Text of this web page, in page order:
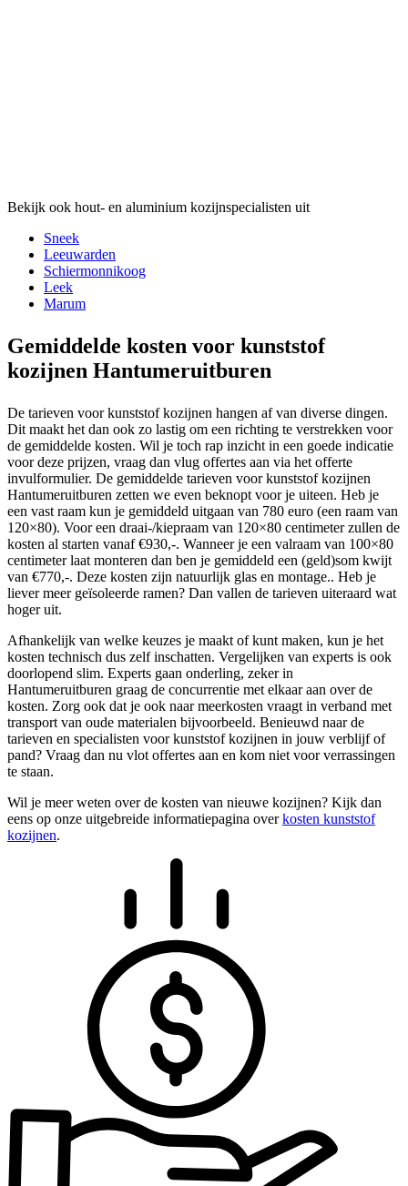
Bekijk ook hout- en aluminium kozijnspecialisten uit
Sneek
Leeuwarden
Schiermonnikoog
Leek
Marum
Gemiddelde kosten voor kunststof
kozijnen Hantumeruitburen
De tarieven voor kunststof kozijnen hangen af van diverse dingen.
Dit maakt het dan ook zo lastig om een richting te verstrekken voor
de gemiddelde kosten. Wil je toch rap inzicht in een goede indicatie
voor deze prijzen, vraag dan vlug offertes aan via het offerte
invulformulier. De gemiddelde tarieven voor kunststof kozijnen
Hantumeruitburen zetten we even beknopt voor je uiteen. Heb je
een vast raam kun je gemiddeld uitgaan van 780 euro (een raam van
120×80). Voor een draai-/kiepraam van 120×80 centimeter zullen de
kosten al starten vanaf €930,-. Wanneer je een valraam van 100×80
centimeter laat monteren dan ben je gemiddeld een (geld)som kwijt
van €770,-. Deze kosten zijn natuurlijk glas en montage.. Heb je
liever meer geïsoleerde ramen? Dan vallen de tarieven uiteraard wat
hoger uit.
Afhankelijk van welke keuzes je maakt of kunt maken, kun je het
kosten technisch dus zelf inschatten. Vergelijken van experts is ook
doorlopend slim. Experts gaan onderling, zeker in
Hantumeruitburen graag de concurrentie met elkaar aan over de
kosten. Zorg ook dat je ook naar meerkosten vraagt in verband met
transport van oude materialen bijvoorbeeld. Benieuwd naar de
tarieven en specialisten voor kunststof kozijnen in jouw verblijf of
pand? Vraag dan nu vlot offertes aan en kom niet voor verrassingen
te staan.
Wil je meer weten over de kosten van nieuwe kozijnen? Kijk dan
eens op onze uitgebreide informatiepagina overkosten kunststof
kozijnen.